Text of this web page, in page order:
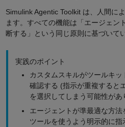
Simulink Agentic Toolkit は、人間に
ます。すべての機能は「エージェン
断する」という同じ原則に基づいて
実践のポイント
カスタムスキルがツールキ
確認する (指示が重複すると
を選択してしまう可能性があ
エージェントが準最適な方
ツールを使うよう明示的に指